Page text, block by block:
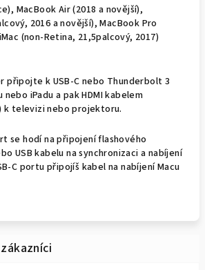
MacBook Air (2018 a novější),
2016 a novější), MacBook Pro
(non-Retina, 21,5palcový, 2017)
připojte k USB‑C nebo Thunderbolt 3
nebo iPadu a pak HDMI kabelem
k televizi nebo projektoru.
se hodí na připojení flashového
USB kabelu na synchronizaci a nabíjení
portu připojíš kabel na nabíjení Macu